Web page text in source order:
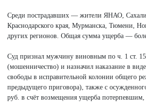
Среди пострадавших — жители ЯНАО,
Краснодарского края, Мурманска, Тюмени,
других регионов. Общая сумма ущерба —
Суд признал мужчину виновным по ч. 1 ст.
(мошенничество) и назначил наказание в
свободы в исправительной колонии общего
предыдущего приговора), также с
руб. в счёт возмещения ущерба